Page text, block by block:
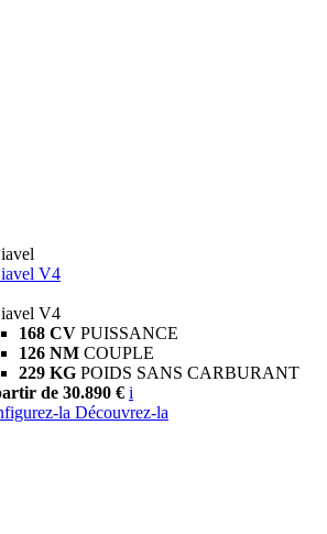
V4
V4
168 CV PUISSANCE
126 NM COUPLE
229 KG POIDS SANS CARBURANT
de 30.890 € i
la Découvrez-la